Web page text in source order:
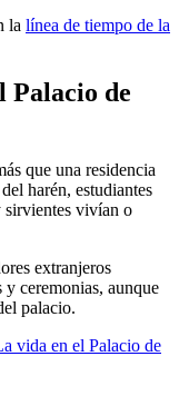
la línea de tiempo de la
Palacio de
que una residencia
harén, estudiantes
sirvientes vivían o
extranjeros
ceremonias, aunque
palacio.
vida en el Palacio de